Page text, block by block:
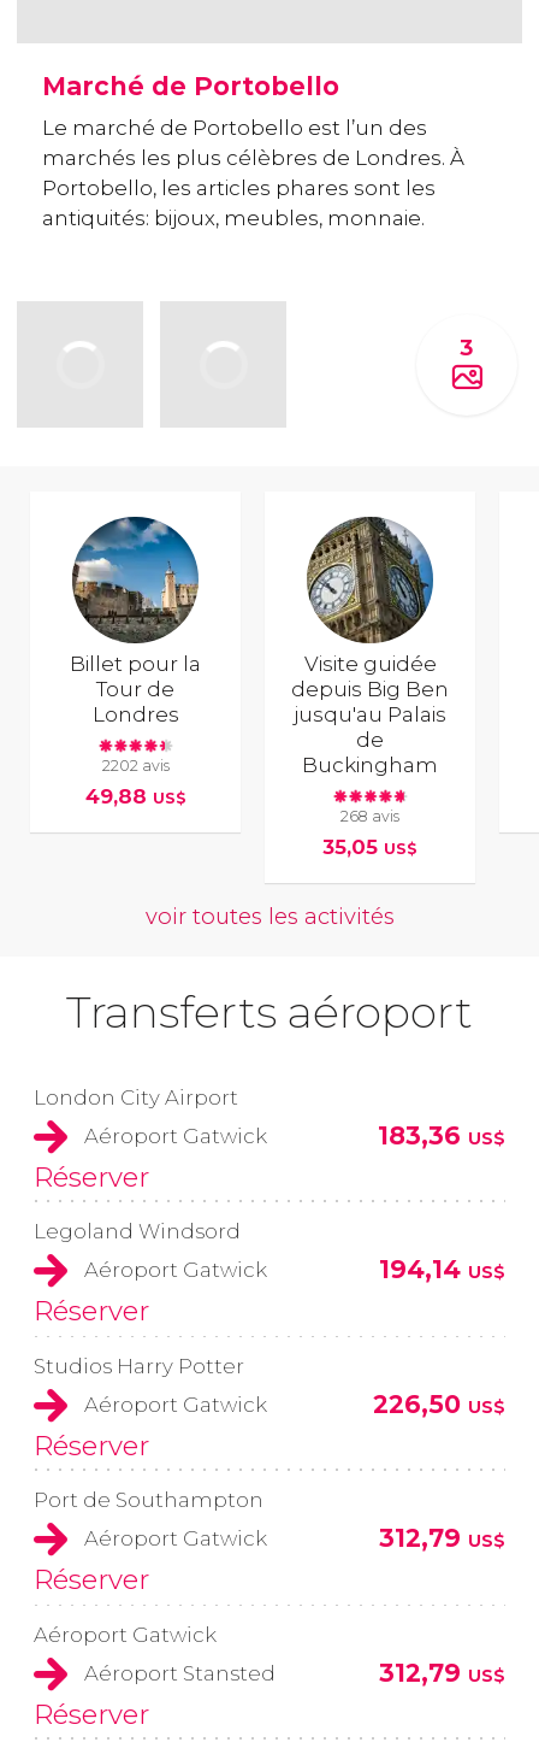
Marché de Portobello
Le marché de Portobello est l’un des
marchés les plus célèbres de Londres. À
Portobello, les articles phares sont les
antiquités: bijoux, meubles, monnaie.
3
Billet pour la
Tour de
Londres
2202 avis
49,88 US$
Visite guidée
depuis Big Ben
jusqu'au Palais
de
Buckingham
268 avis
35,05 US$
voir toutes les activités
Transferts aéroport
London City Airport
Aéroport Gatwick
183,36 US$
Réserver
Legoland Windsord
Aéroport Gatwick
194,14 US$
Réserver
Studios Harry Potter
Aéroport Gatwick
226,50 US$
Réserver
Port de Southampton
Aéroport Gatwick
312,79 US$
Réserver
Aéroport Gatwick
Aéroport Stansted
312,79 US$
Réserver